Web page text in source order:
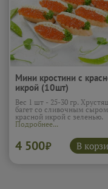
Мини кростини с
икрой (10шт)
Вес 1 шт - 25-30 гр.
багет со сливочным
красной икрой с зеленью.
Подробнее...
4 500₽ В